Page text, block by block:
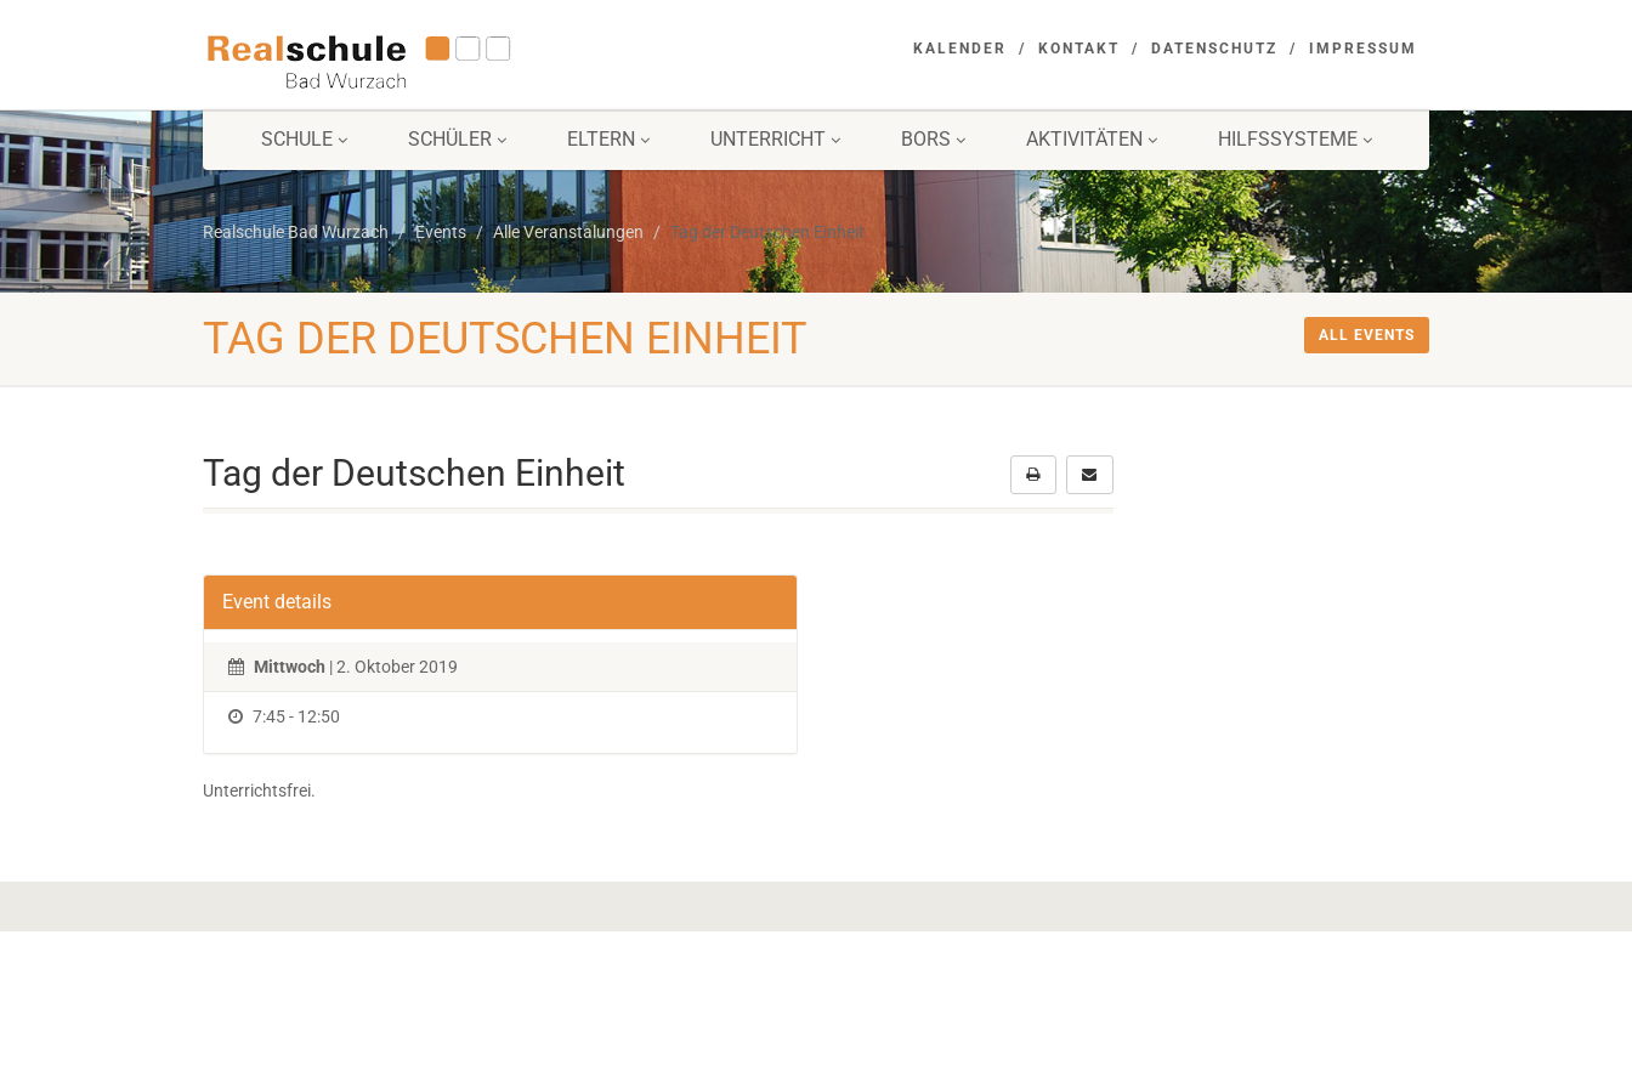
KALENDER KONTAKT DATENSCHUTZ IMPRESSUM
SCHULE SCHÜLER ELTERN UNTERRICHT BORS AKTIVITÄTEN HILFSSYSTEME
Realschule Bad Wurzach Events Alle Veranstalungen Tag der Deutschen Einheit
TAG DER DEUTSCHEN EINHEIT ALL EVENTS
Tag der Deutschen Einheit
Event details
Mittwoch | 2. Oktober 2019
7:45 - 12:50
Unterrichtsfrei.